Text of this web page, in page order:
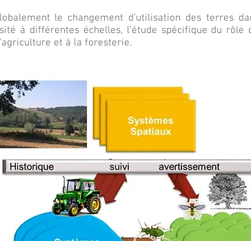
le changement d’utilisation des terres
à différentes échelles, l’étude spécifique du
et à la foresterie.